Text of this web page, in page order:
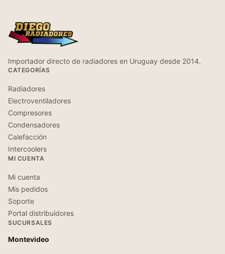
Importador directo de radiadores en Uruguay desde 2014.
CATEGORÍAS
Radiadores
Electroventiladores
Compresores
Condensadores
Calefacción
Intercoolers
MI CUENTA
Mi cuenta
Mis pedidos
Soporte
Portal distribuidores
SUCURSALES
Montevideo